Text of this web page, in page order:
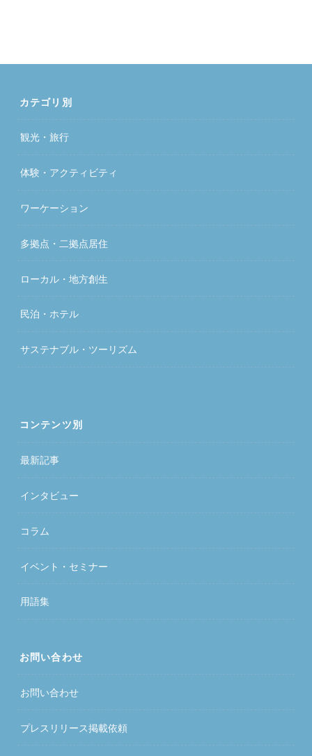
カテゴリ別
観光・旅行
体験・アクティビティ
ワーケーション
多拠点・二拠点居住
ローカル・地方創生
民泊・ホテル
サステナブル・ツーリズム
コンテンツ別
最新記事
インタビュー
コラム
イベント・セミナー
用語集
お問い合わせ
お問い合わせ
プレスリリース掲載依頼